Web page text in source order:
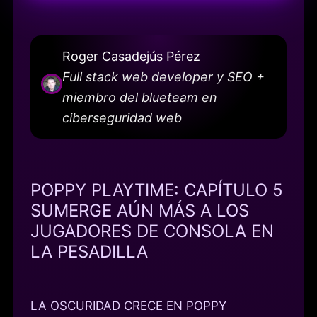
Roger Casadejús Pérez
Full stack web developer y SEO +
miembro del blueteam en
ciberseguridad web
POPPY PLAYTIME: CAPÍTULO 5
SUMERGE AÚN MÁS A LOS
JUGADORES DE CONSOLA EN
LA PESADILLA
LA OSCURIDAD CRECE EN POPPY